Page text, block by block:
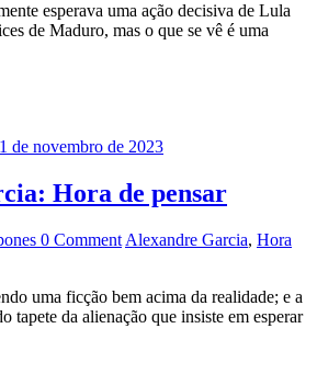
esperava uma ação decisiva de Lula
de Maduro, mas o que se vê é uma
1 de novembro de 2023
Hora de pensar
0 Comment Alexandre Garcia, Hora
uma ficção bem acima da realidade; e a
tapete da alienação que insiste em esperar